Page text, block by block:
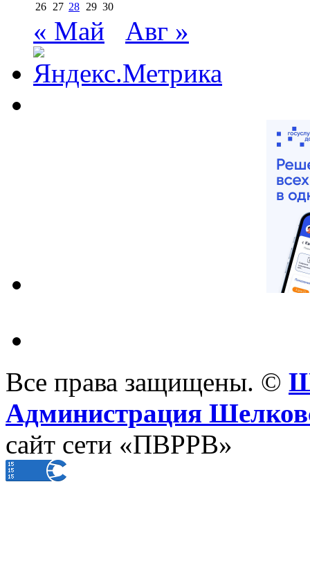
26 27 28 29 30
« Май Авг »
Все права защищены. ©
Администрация
сайт сети «ПВРРВ»